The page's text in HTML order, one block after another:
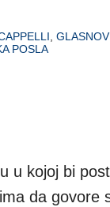
,
POSLA
u kojoj bi
da govore